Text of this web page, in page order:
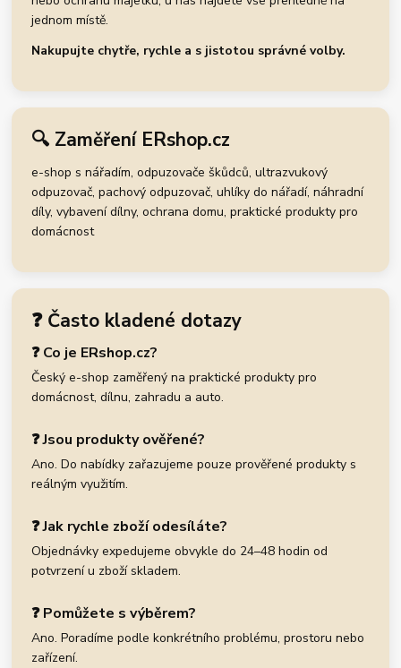
jednom místě.
Nakupujte chytře, rychle a s jistotou správné volby.
🔍 Zaměření ERshop.cz
e-shop s nářadím, odpuzovače škůdců, ultrazvukový
odpuzovač, pachový odpuzovač, uhlíky do nářadí, náhradní
díly, vybavení dílny, ochrana domu, praktické produkty pro
domácnost
❓ Často kladené dotazy
❓ Co je ERshop.cz?
Český e-shop zaměřený na praktické produkty pro
domácnost, dílnu, zahradu a auto.
❓ Jsou produkty ověřené?
Ano. Do nabídky zařazujeme pouze prověřené produkty s
reálným využitím.
❓ Jak rychle zboží odesíláte?
Objednávky expedujeme obvykle do 24–48 hodin od
potvrzení u zboží skladem.
❓ Pomůžete s výběrem?
Ano. Poradíme podle konkrétního problému, prostoru nebo
zařízení.